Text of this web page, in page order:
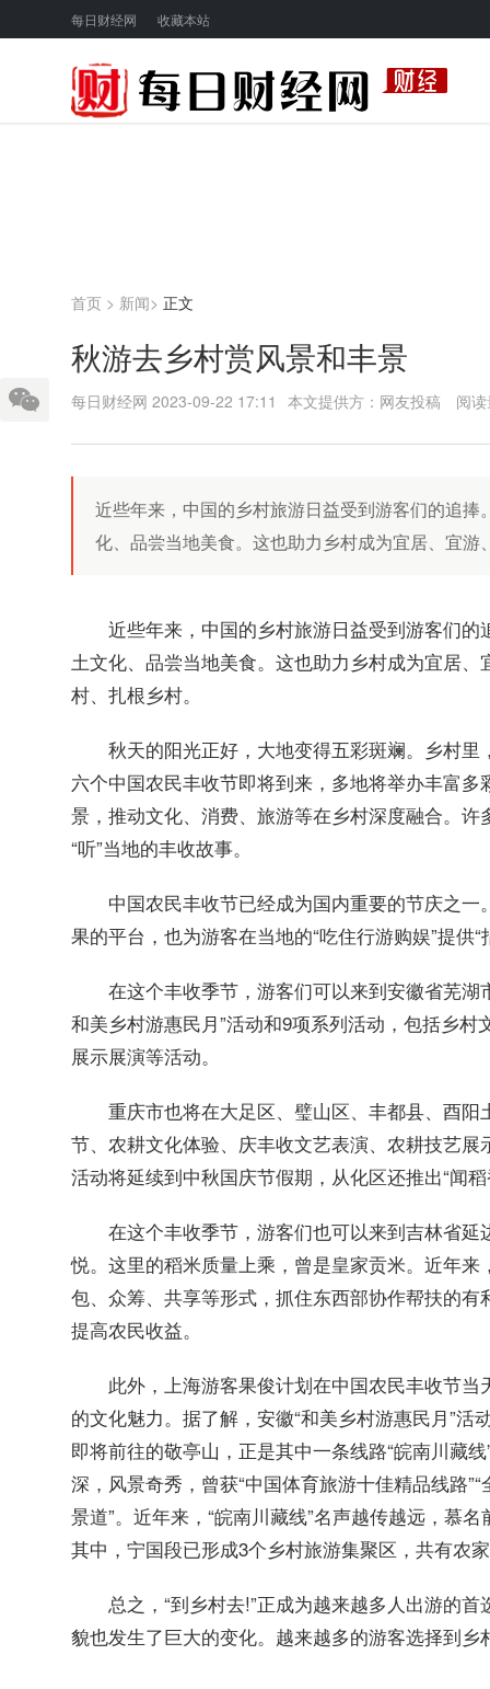
每日财经网 收藏本站
首页 > 新闻> 正文
秋游去乡村赏风景和丰景
每日财经网 2023-09-22 17:11 本文提供方：网友投稿 阅
近些年来，中国的乡村旅游日益受到游客们的追
化、品尝当地美食。这也助力乡村成为宜居、宜游
近些年来，中国的乡村旅游日益受到游客们
土文化、品尝当地美食。这也助力乡村成为宜居
村、扎根乡村。
秋天的阳光正好，大地变得五彩斑斓。乡村
六个中国农民丰收节即将到来，多地将举办丰富
景，推动文化、消费、旅游等在乡村深度融合。
“听”当地的丰收故事。
中国农民丰收节已经成为国内重要的节庆之
果的平台，也为游客在当地的“吃住行游购娱”提供“
在这个丰收季节，游客们可以来到安徽省芜湖
和美乡村游惠民月”活动和9项系列活动，包括乡
展示展演等活动。
重庆市也将在大足区、璧山区、丰都县、酉
节、农耕文化体验、庆丰收文艺表演、农耕技艺
活动将延续到中秋国庆节假期，从化区还推出“闻
在这个丰收季节，游客们也可以来到吉林省
悦。这里的稻米质量上乘，曾是皇家贡米。近年
包、众筹、共享等形式，抓住东西部协作帮扶的
提高农民收益。
此外，上海游客果俊计划在中国农民丰收节
的文化魅力。据了解，安徽“和美乡村游惠民月”
即将前往的敬亭山，正是其中一条线路“皖南川藏
深，风景奇秀，曾获“中国体育旅游十佳精品线路
景道”。近年来，“皖南川藏线”名声越传越远，慕
其中，宁国段已形成3个乡村旅游集聚区，共有农
总之，“到乡村去!”正成为越来越多人出游的
貌也发生了巨大的变化。越来越多的游客选择到